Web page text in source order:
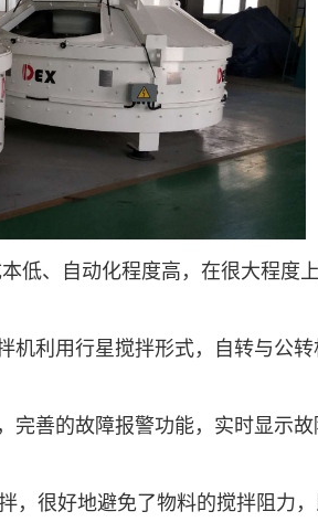
低、自动化程度高，在很大程度
利用行星搅拌形式，自转与公转
完善的故障报警功能，实时显示
，很好地避免了物料的搅拌阻力